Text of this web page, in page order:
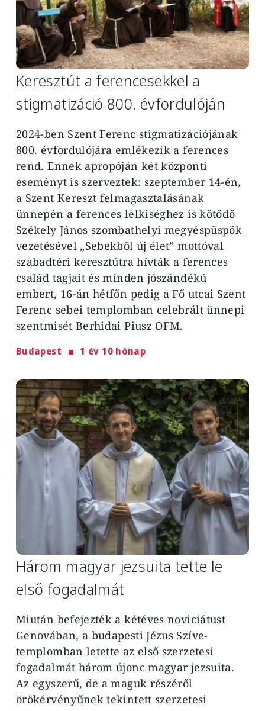
Keresztút a ferencesekkel a
stigmatizáció 800. évfordulóján
2024-ben Szent Ferenc stigmatizációjának
800. évfordulójára emlékezik a ferences
rend. Ennek apropóján két központi
eseményt is szerveztek: szeptember 14-én,
a Szent Kereszt felmagasztalásának
ünnepén a ferences lelkiséghez is kötődő
Székely János szombathelyi megyéspüspök
vezetésével „Sebekből új élet” mottóval
szabadtéri keresztútra hívták a ferences
család tagjait és minden jószándékú
embert, 16-án hétfőn pedig a Fő utcai Szent
Ferenc sebei templomban celebrált ünnepi
szentmisét Berhidai Piusz OFM.
Budapest 1 év 10 hónap
Image
Három magyar jezsuita tette le
első fogadalmát
Miután befejezték a kétéves noviciátust
Genovában, a budapesti Jézus Szíve-
templomban letette az első szerzetesi
fogadalmát három újonc magyar jezsuita.
Az egyszerű, de a maguk részéről
örökérvényűnek tekintett szerzetesi